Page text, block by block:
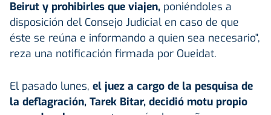
Beirut y prohibirles que viajen, poniéndoles a
disposición del Consejo Judicial en caso de que
éste se reúna e informando a quien sea necesario",
reza una notificación firmada por Oueidat.
El pasado lunes, el juez a cargo de la pesquisa de
la deflagración, Tarek Bitar, decidió motu propio